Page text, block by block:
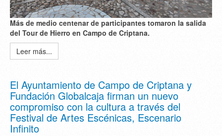
Más de medio centenar de participantes tomaron la salida
del Tour de Hierro en Campo de Criptana.
Leer más...
El Ayuntamiento de Campo de Criptana y
Fundación Globalcaja firman un nuevo
compromiso con la cultura a través del
Festival de Artes Escénicas, Escenario
Infinito